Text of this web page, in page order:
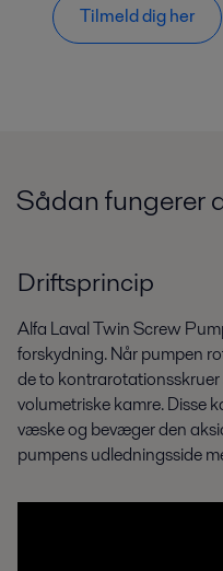
Tilmeld dig her
Sådan fungerer
Driftsprincip
Alfa Laval Twin Screw
forskydning. Når pumpen
de to
volumetriske kamre. Disse
væske og bevæger den
pumpens udledningsside